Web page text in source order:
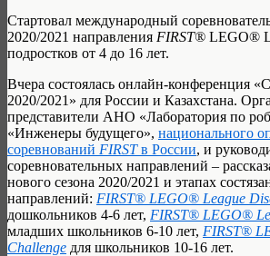
Cтартовал международный
2020/2021 направления FIRST® LEGO®
подростков от 4 до 16 лет.
Вчера состоялась онлайн-конференция
2020/2021» для России и Казахстана.
представители АНО «Лаборатория по
«Инженеры будущего», национального
соревнований FIRSTв России, и
соревновательных направлений –
нового сезона 2020/2021 и этапах
направлений: FIRST® LEGO® League
дошкольников 4-6 лет, FIRST® LEGO®
младших школьников 6-10 лет, FIRST®
Challenge для школьников 10-16 лет.